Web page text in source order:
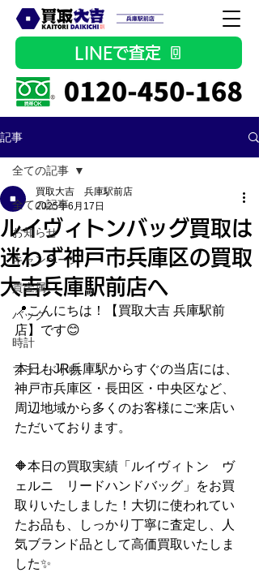
LINEで査定
記事
全ての記事
お知らせ
キャンペーン
貴金属
バッグ
時計
ブランド小物
全ての記事
ルイヴィトンバッグ買取は
迷わず神戸市兵庫区の買取
大吉兵庫駅前店へ
買取大吉 兵庫駅前店
2025年6月17日
📍こんにちは！【買取大吉 兵庫駅前
店】です😊
本日もJR兵庫駅からすぐの当店には、
神戸市兵庫区・長田区・中央区など、
周辺地域から多くのお客様にご来店い
ただいております。
🔶本日の買取実績「ルイヴィトン　ヴ
ェルニ　リードハンドバッグ」をお買
取りいたしました！大切に使われてい
たお品も、しっかり丁寧に査定し、人
気ブランド品として高価買取いたしま
した✨